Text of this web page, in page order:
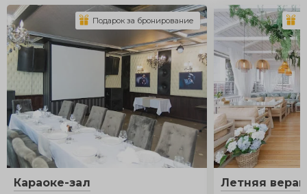
Караоке-зал
Подарок за бронирование
Летняя